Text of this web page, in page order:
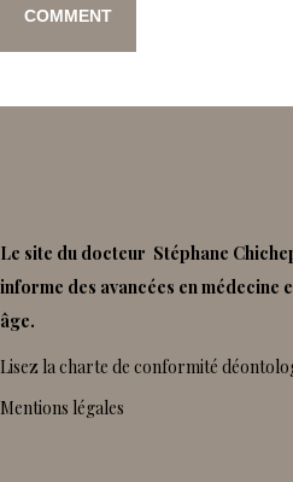
Le site du docteur Stéphane
informe des avancées en médecine
âge.
Lisez la charte de conformité
Mentions légales